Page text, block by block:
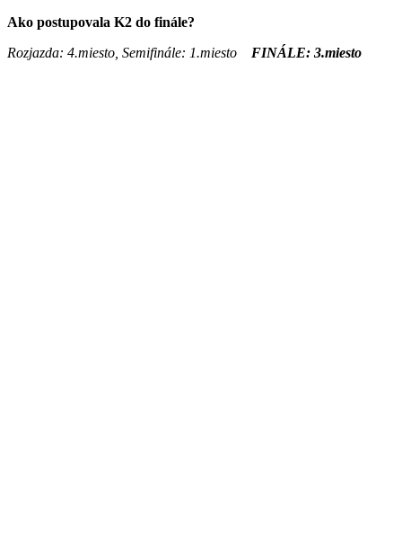
Ako postupovala K2 do finále?
Rozjazda: 4.miesto, Semifinále: 1.miesto
FINÁLE: 3.miesto